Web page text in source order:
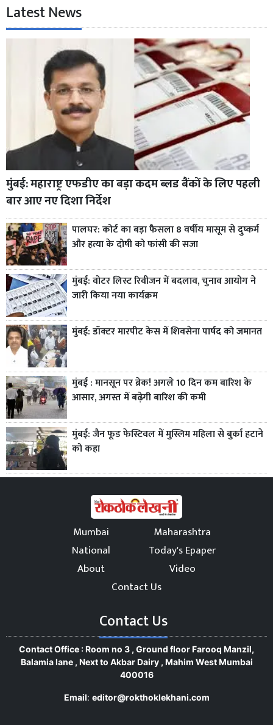
Latest News
मुंबई: महाराष्ट्र एफडीए का बड़ा कदम ब्लड बैंकों के लिए पहली
बार आए नए दिशा निर्देश
पालघर: कोर्ट का बड़ा फैसला 8 वर्षीय मासूम से दुष्कर्म
और हत्या के दोषी को फांसी की सजा
मुंबई: वोटर लिस्ट रिवीजन में बदलाव, चुनाव आयोग ने
जारी किया नया कार्यक्रम
मुंबई: डॉक्टर मारपीट केस में शिवसेना पार्षद को जमानत
मुंबई : मानसून पर ब्रेक! अगले 10 दिन कम बारिश के
आसार, अगस्त में बढ़ेगी बारिश की कमी
मुंबई: जैन फूड फेस्टिवल में मुस्लिम महिला से बुर्का हटाने
को कहा
Mumbai
Maharashtra
National
Today's Epaper
About
Video
Contact Us
Contact Us
Contact Office : Room no 3 , Ground floor Farooq Manzil,
Balamia lane , Next to Akbar Dairy , Mahim West Mumbai
400016
Email: editor@rokthoklekhani.com